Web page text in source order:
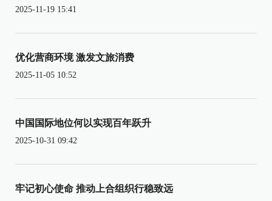
2025-11-19 15:41
优化营商环境 激发文旅消费
2025-11-05 10:52
中国国际地位何以实现百年跃升
2025-10-31 09:42
牢记初心使命 推动上合组织行稳致远